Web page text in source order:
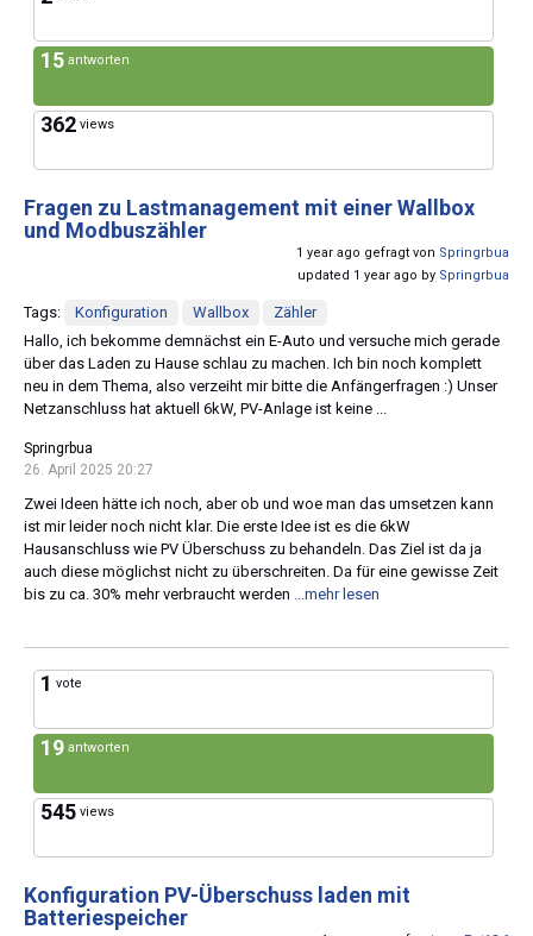
15 antworten
362 views
Fragen zu Lastmanagement mit einer Wallbox
und Modbuszähler
1 year ago gefragt von Springrbua
updated 1 year ago by Springrbua
Tags: Konfiguration Wallbox
Zähler
Hallo, ich bekomme demnächst ein E-Auto und versuche mich gerade
über das Laden zu Hause schlau zu machen. Ich bin noch komplett
neu in dem Thema, also verzeiht mir bitte die Anfängerfragen :) Unser
Netzanschluss hat aktuell 6kW, PV-Anlage ist keine ...
Springrbua
26. April 2025 20:27
Zwei Ideen hätte ich noch, aber ob und woe man das umsetzen kann
ist mir leider noch nicht klar. Die erste Idee ist es die 6kW
Hausanschluss wie PV Überschuss zu behandeln. Das Ziel ist da ja
auch diese möglichst nicht zu überschreiten. Da für eine gewisse Zeit
bis zu ca. 30% mehr verbraucht werden
...mehr lesen
1 vote
19 antworten
545 views
Konfiguration PV-Überschuss laden mit
Batteriespeicher